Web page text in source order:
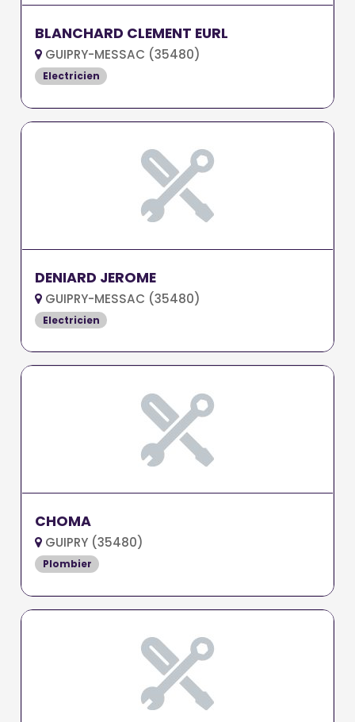
BLANCHARD CLEMENT EURL
GUIPRY-MESSAC (35480)
Electricien
DENIARD JEROME
GUIPRY-MESSAC (35480)
Electricien
CHOMA
GUIPRY (35480)
Plombier